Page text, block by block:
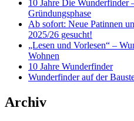
10 Jahre Die Wunderfinder
Gründungsphase
Ab sofort: Neue Patinnen
2025/26 gesucht!
„Lesen und Vorlesen“ –
Wohnen
10 Jahre Wunderfinder
Wunderfinder auf der
Archiv